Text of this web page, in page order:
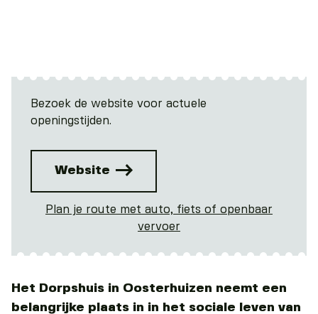
Bezoek de website voor actuele
openingstijden.
Website
Plan je route met auto, fiets of openbaar
vervoer
Het Dorpshuis in Oosterhuizen neemt een
belangrijke plaats in in het sociale leven van